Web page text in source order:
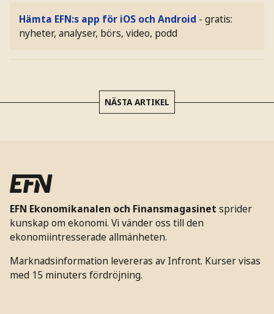
Hämta EFN:s app för iOS och Android - gratis:
nyheter, analyser, börs, video, podd
NÄSTA ARTIKEL
EFN Ekonomikanalen och Finansmagasinet sprider
kunskap om ekonomi. Vi vänder oss till den
ekonomiintresserade allmänheten.
Marknadsinformation levereras av Infront. Kurser visas
med 15 minuters fördröjning.